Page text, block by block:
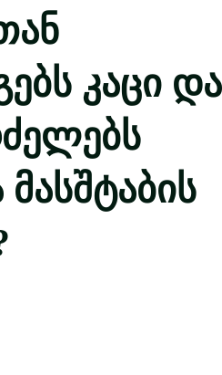
კაცი და